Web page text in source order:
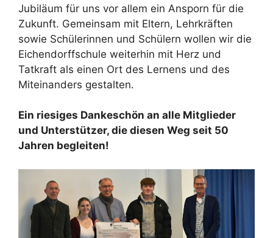
Jubiläum für uns vor allem ein Ansporn für die
Zukunft. Gemeinsam mit Eltern, Lehrkräften
sowie Schülerinnen und Schülern wollen wir die
Eichendorffschule weiterhin mit Herz und
Tatkraft als einen Ort des Lernens und des
Miteinanders gestalten.
Ein riesiges Dankeschön an alle Mitglieder
und Unterstützer, die diesen Weg seit 50
Jahren begleiten!